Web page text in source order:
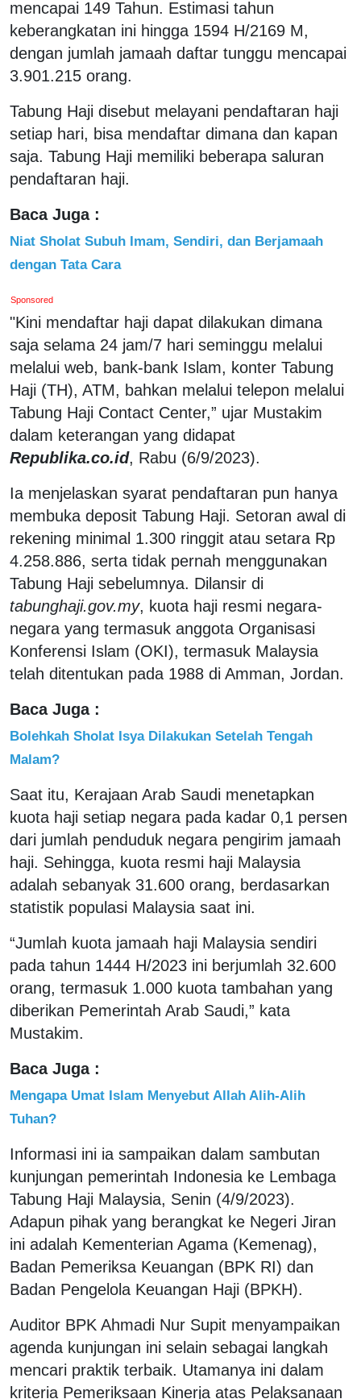
mencapai 149 Tahun. Estimasi tahun
keberangkatan ini hingga 1594 H/2169 M,
dengan jumlah jamaah daftar tunggu mencapai
3.901.215 orang.
Tabung Haji disebut melayani pendaftaran haji
setiap hari, bisa mendaftar dimana dan kapan
saja. Tabung Haji memiliki beberapa saluran
pendaftaran haji.
Baca Juga :
Niat Sholat Subuh Imam, Sendiri, dan Berjamaah
dengan Tata Cara
Sponsored
"Kini mendaftar haji dapat dilakukan dimana
saja selama 24 jam/7 hari seminggu melalui
melalui web, bank-bank Islam, konter Tabung
Haji (TH), ATM, bahkan melalui telepon melalui
Tabung Haji Contact Center,” ujar Mustakim
dalam keterangan yang didapat
Republika.co.id, Rabu (6/9/2023).
Ia menjelaskan syarat pendaftaran pun hanya
membuka deposit Tabung Haji. Setoran awal di
rekening minimal 1.300 ringgit atau setara Rp
4.258.886, serta tidak pernah menggunakan
Tabung Haji sebelumnya. Dilansir di
tabunghaji.gov.my, kuota haji resmi negara-
negara yang termasuk anggota Organisasi
Konferensi Islam (OKI), termasuk Malaysia
telah ditentukan pada 1988 di Amman, Jordan.
Baca Juga :
Bolehkah Sholat Isya Dilakukan Setelah Tengah
Malam?
Saat itu, Kerajaan Arab Saudi menetapkan
kuota haji setiap negara pada kadar 0,1 persen
dari jumlah penduduk negara pengirim jamaah
haji. Sehingga, kuota resmi haji Malaysia
adalah sebanyak 31.600 orang, berdasarkan
statistik populasi Malaysia saat ini.
“Jumlah kuota jamaah haji Malaysia sendiri
pada tahun 1444 H/2023 ini berjumlah 32.600
orang, termasuk 1.000 kuota tambahan yang
diberikan Pemerintah Arab Saudi,” kata
Mustakim.
Baca Juga :
Mengapa Umat Islam Menyebut Allah Alih-Alih
Tuhan?
Informasi ini ia sampaikan dalam sambutan
kunjungan pemerintah Indonesia ke Lembaga
Tabung Haji Malaysia, Senin (4/9/2023).
Adapun pihak yang berangkat ke Negeri Jiran
ini adalah Kementerian Agama (Kemenag),
Badan Pemeriksa Keuangan (BPK RI) dan
Badan Pengelola Keuangan Haji (BPKH).
Auditor BPK Ahmadi Nur Supit menyampaikan
agenda kunjungan ini selain sebagai langkah
mencari praktik terbaik. Utamanya ini dalam
kriteria Pemeriksaan Kinerja atas Pelaksanaan